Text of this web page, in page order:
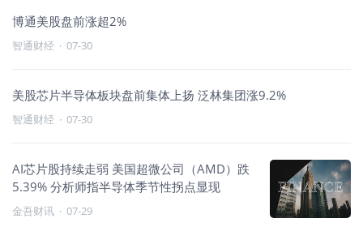
博通美股盘前涨超2%
智通财经 · 07-30
美股芯片半导体板块盘前集体上扬 泛林集团涨9.2%
智通财经 · 07-30
AI芯片股持续走弱 美国超微公司（AMD）跌
5.39% 分析师指半导体季节性拐点显现
金吾财讯 · 07-29